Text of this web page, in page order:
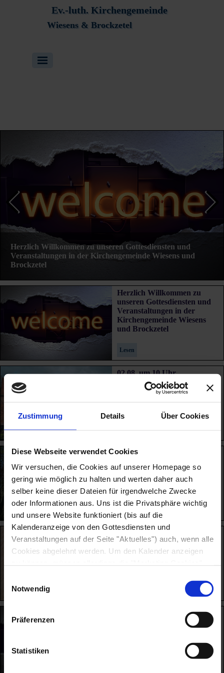
Zustimmung Details Über Cookies
Diese Webseite verwendet Cookies
Wir versuchen, die Cookies auf unserer Homepage so
gering wie möglich zu halten und werten daher auch
selber keine dieser Dateien für irgendwelche Zwecke
oder Informationen aus. Uns ist die Privatsphäre wichtig
und unsere Website funktioniert (bis auf die
Kalenderanzeige von den Gottesdiensten und
Veranstaltungen auf der Seite "Aktuelles") auch, wenn alle
Cookies abgelehnt werden. Um den Kalender anzeigen
Kalender - mit dem diese Kalender erstellt wurden -
zugegriffen werden kann. Bitte beachtet, dass wir keinen
Drittanbietern passiert, diese können beispielsweise von
können darüber Informationen zur Verwendung unserer
Website für soziale Medien, Werbung und Analysen
Notwendig
Präferenzen
Statistiken
Ev.-luth. Kirchengemeinde
Wiesens & Brockzetel
Menü überspringen
Herzlich Willkommen zu unseren Gottesdiensten und
Veranstaltungen in der Kirchengemeinde Wiesens und
Brockzetel
Herzlich Willkommen zu
unseren Gottesdiensten und
Veranstaltungen in der
Kirchengemeinde Wiesens
und Brockzetel
Lesen
02.08. um 10 Uhr
Gottesdienst in Holtrop im
Bibelgarten
Lesen
09.08. um 10 Uhr
Lambertikirche in Aurich
Einschulungsgottesdienst in
Wiesens
Stadtfestgottesdienst